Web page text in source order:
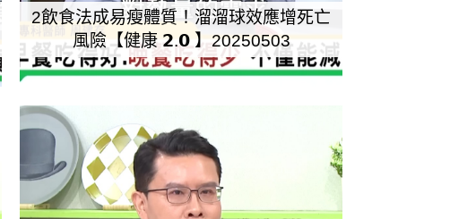
2飲食法成易瘦體質！溜溜球效應增死亡
風險【健康 𝟮.𝟬 】20250503